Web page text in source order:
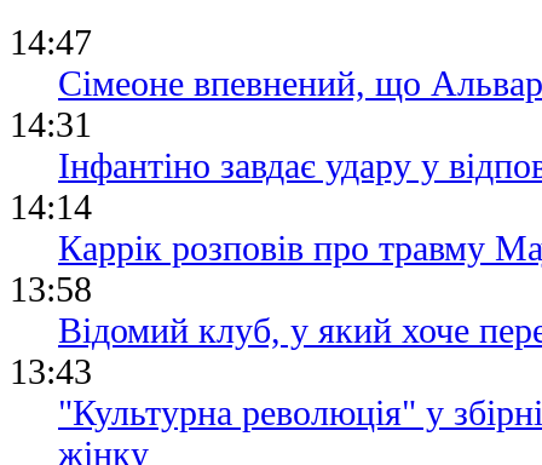
14:47
Сімеоне впевнений, що
14:31
Інфантіно завдає удару у
14:14
Каррік розповів про травму
13:58
Відомий клуб, у який хоче
13:43
"Культурна революція" у
жінку